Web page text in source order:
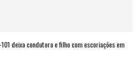
deixa condutora e filho com escoriações em